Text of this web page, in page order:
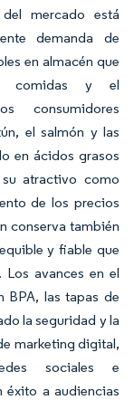
mercado está
demanda de
en almacén que
comidas y el
consumidores
el salmón y las
en ácidos grasos
atractivo como
de los precios
conserva también
y fiable que
avances en el
BPA, las tapas de
la seguridad y la
marketing digital,
sociales e
éxito a audiencias